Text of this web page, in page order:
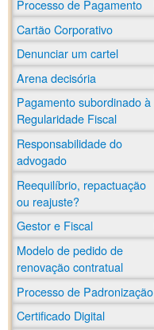
Processo de Pagamento
Cartão Corporativo
Denunciar um cartel
Arena decisória
Pagamento subordinado à
Regularidade Fiscal
Responsabilidade do
advogado
Reequilíbrio, repactuação
ou reajuste?
Gestor e Fiscal
Modelo de pedido de
renovação contratual
Processo de Padronização
Certificado Digital